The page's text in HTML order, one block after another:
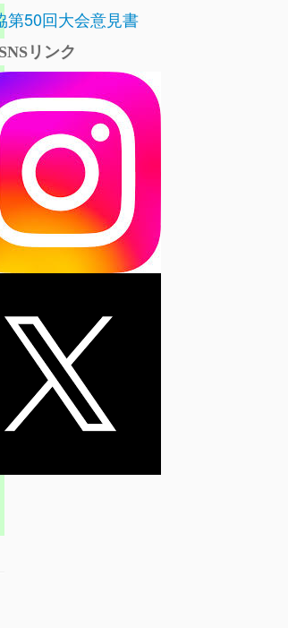
第50回大会意見書
リンク